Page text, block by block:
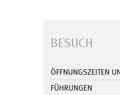
BESUCH
ÖFFNUNGSZEITEN
FÜHRUNGEN